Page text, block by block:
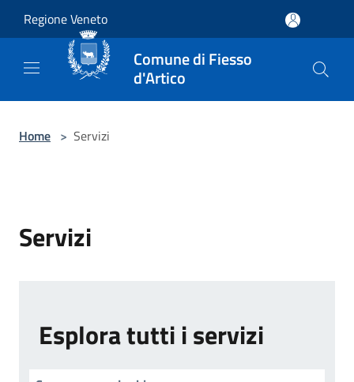
Regione Veneto
Comune di Fiesso
d'Artico
Home > Servizi
Servizi
Esplora tutti i servizi